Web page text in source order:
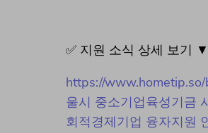
✅ 지원 소식 상세 보기 ▼
https://
울시 중소기업육성기금
회적경제기업 융자지원